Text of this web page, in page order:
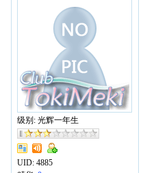
级别: 光辉一年生
UID: 4885